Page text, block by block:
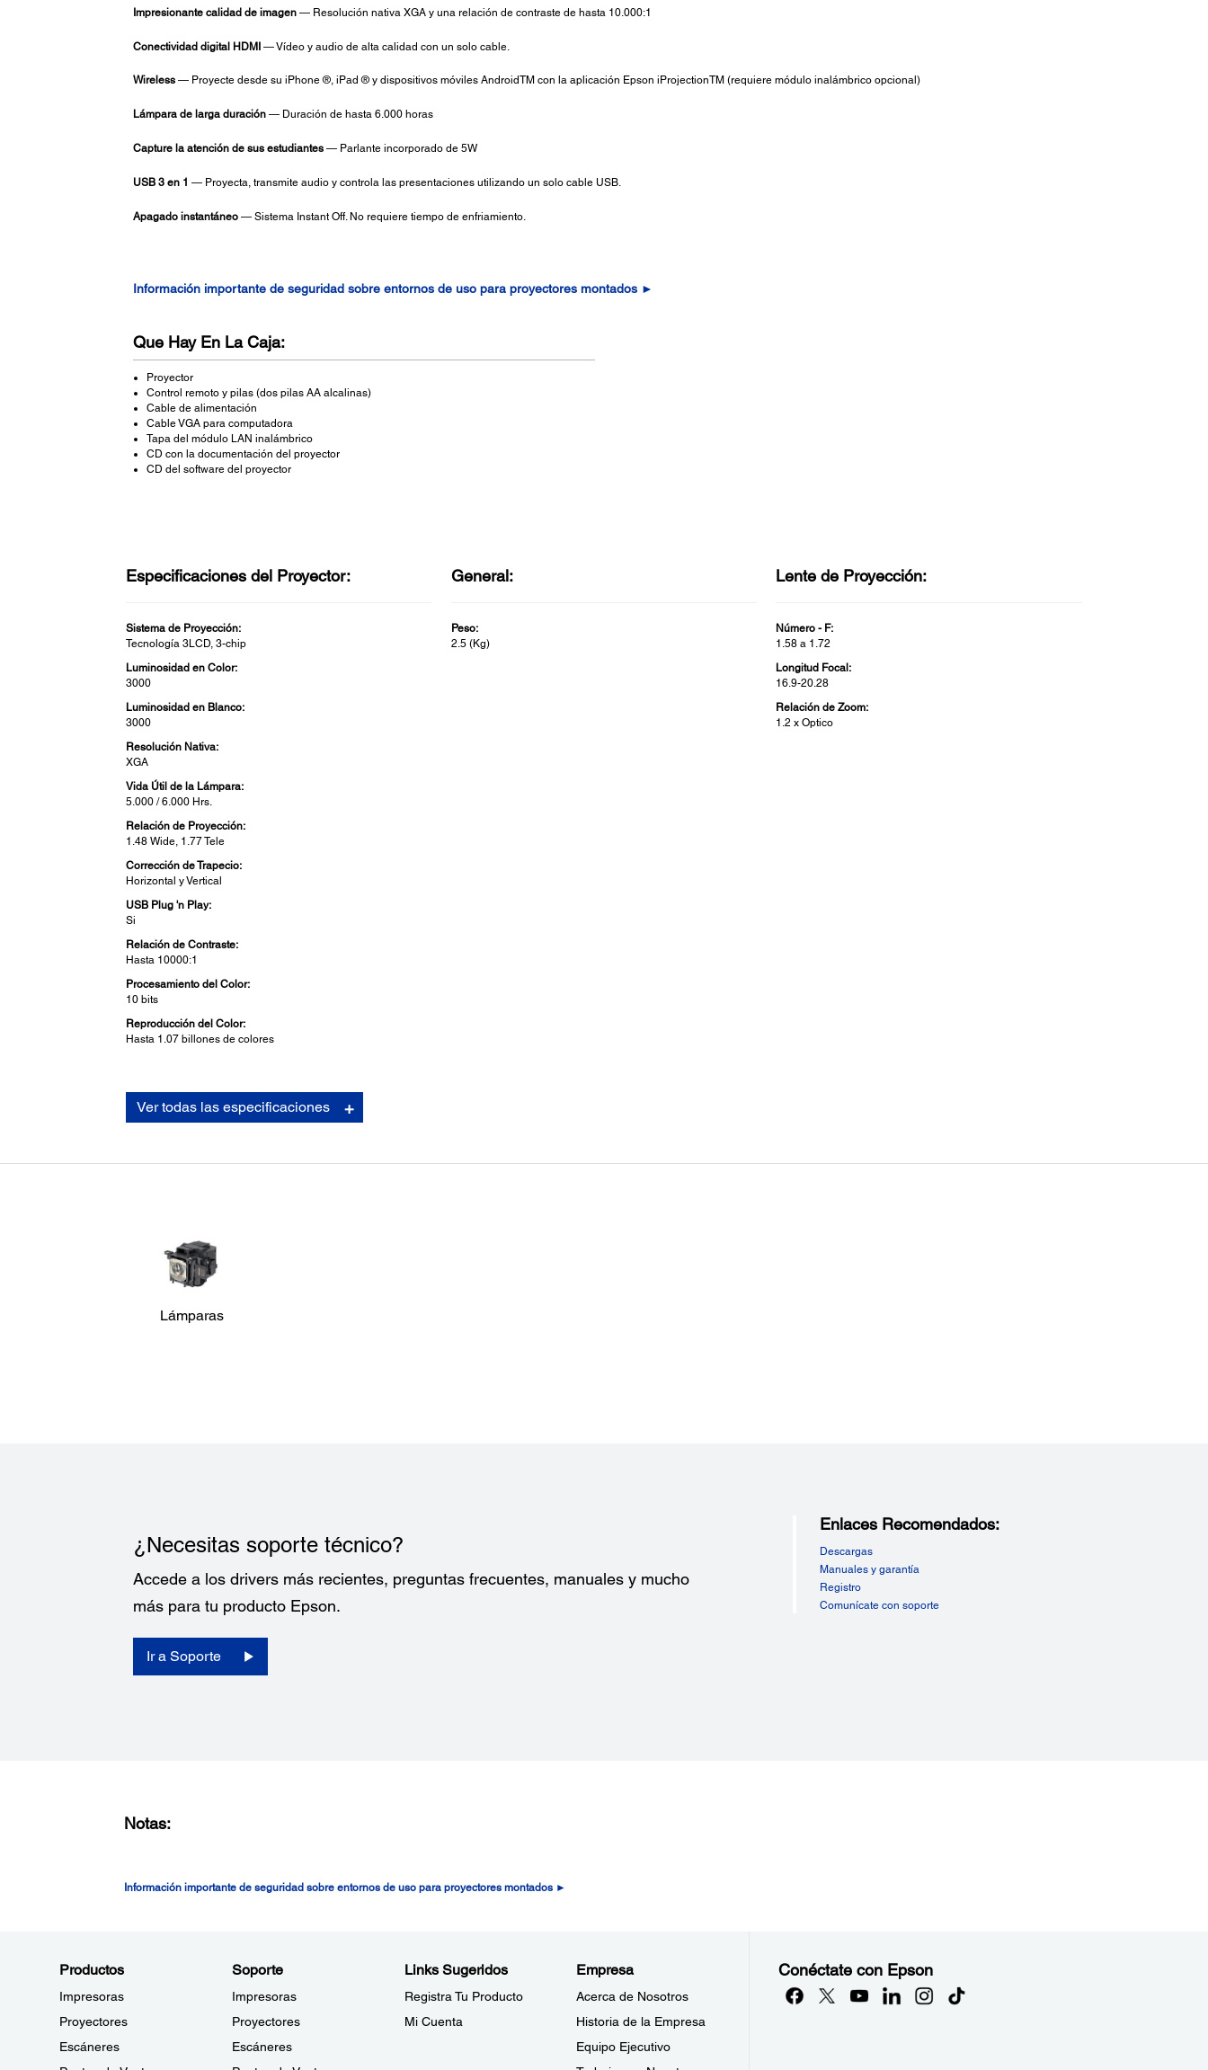
Impresionante calidad de imagen— Resolución nativa XGA y una relación de contraste de hasta 10.000:1
Conectividad digital HDMI— Vídeo y audio de alta calidad con un solo cable.
Wireless— Proyecte desde su iPhone ®, iPad ® y dispositivos móviles AndroidTM con la aplicación Epson iProjectionTM (requiere módulo inalámbrico opcional)
Lámpara de larga duración— Duración de hasta 6.000 horas
Capture la atención de sus estudiantes— Parlante incorporado de 5W
USB 3 en 1 — Proyecta, transmite audio y controla las presentaciones utilizando un solo cable USB.
Apagado instantáneo— Sistema Instant Off. No requiere tiempo de enfriamiento.
Información importante de seguridad sobre entornos de uso para proyectores montados ►
Que Hay En La Caja:
Proyector
Control remoto y pilas (dos pilas AA alcalinas)
Cable de alimentación
Cable VGA para computadora
Tapa del módulo LAN inalámbrico
CD con la documentación del proyector
CD del software del proyector
Especificaciones del Proyector:
Sistema de Proyección:
Tecnología 3LCD, 3-chip
Luminosidad en Color:
3000
Luminosidad en Blanco:
3000
Resolución Nativa:
XGA
Vida Útil de la Lámpara:
5.000 / 6.000 Hrs.
Relación de Proyección:
1.48 Wide, 1.77 Tele
Corrección de Trapecio:
Horizontal y Vertical
USB Plug 'n Play:
Si
Relación de Contraste:
Hasta 10000:1
Procesamiento del Color:
10 bits
Reproducción del Color:
Hasta 1.07 billones de colores
General:
Peso:
2.5 (Kg)
Lente de Proyección:
Número - F:
1.58 a 1.72
Longitud Focal:
16.9-20.28
Relación de Zoom:
1.2 x Optico
Procesamiento de Video:
Dimensiones del Proyector:
Ver todas las especificaciones
Lámparas
¿Necesitas soporte técnico?
Accede a los drivers más recientes, preguntas frecuentes, manuales y mucho
más para tu producto Epson.
Ir a Soporte
Enlaces Recomendados:
Descargas
Manuales y garantía
Registro
Comunícate con soporte
Notas:
Información importante de seguridad sobre entornos de uso para proyectores montados ►
Productos
Impresoras
Proyectores
Escáneres
Soporte
Impresoras
Proyectores
Escáneres
Links Sugeridos
Registra Tu Producto
Mi Cuenta
Empresa
Acerca de Nosotros
Historia de la Empresa
Equipo Ejecutivo
Conéctate con Epson